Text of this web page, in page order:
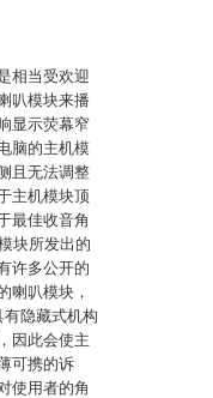
相当受欢迎
叭模块来播
显示荧幕窄
脑的主机模
且无法调整
主机模块顶
最佳收音角
块所发出的
许多公开的
喇叭模块，
有隐藏式机构
因此会使主
可携的诉
使用者的角